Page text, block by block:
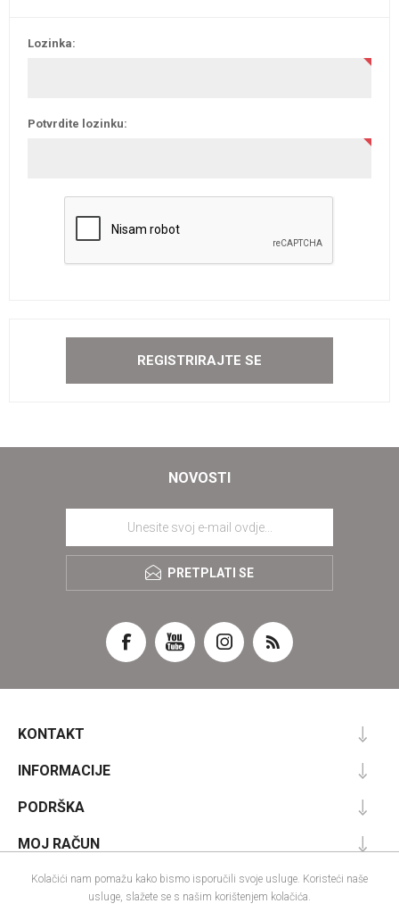
Lozinka:
Potvrdite lozinku:
NOVOSTI
PRETPLATI SE
KONTAKT
INFORMACIJE
PODRŠKA
MOJ RAČUN
Kolačići nam pomažu kako bismo isporučili svoje usluge. Koristeći naše
usluge, slažete se s našim korištenjem kolačića.